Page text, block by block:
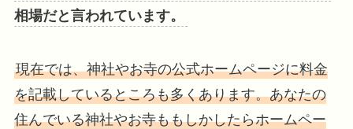
相場だと言われています。
現在では、神社やお寺の公式ホームページに料金
を記載しているところも多くあります。あなたの
住んでいる神社やお寺ももしかしたらホームペー